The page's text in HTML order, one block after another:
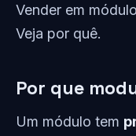
Vender em
Veja por quê.
Por que
Um módulo tem